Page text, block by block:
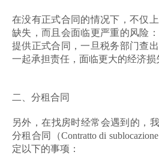
在没有正式合同的情况下，不仅
缺失，而且会面临更严重的风险
提供正式合同，一旦税务部门查
一起承担责任，面临更大的经济损
二、分租合同
另外，在找房时经常会遇到的，
分租合同（Contratto di
定以下的事项：